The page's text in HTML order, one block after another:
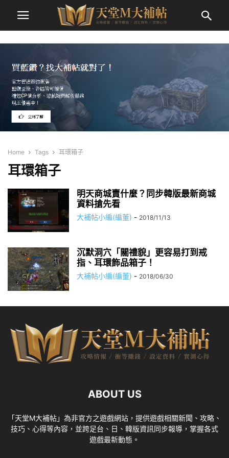
Home Tags 耳環箱子
耳環箱子
明天商城賣什麼？同步韓版最新商城
資料搶先看
大補帖小編(編董) - 2018/11/13
沉默洞穴「關禮貌」更容易打到戒
指、耳環飾品箱子！
大補帖小編(編董) - 2018/06/30
ABOUT US
「天堂M大補帖」為非官方之遊戲網站，提供遊戲相關新聞、攻略、
技巧、心得等內容，並跨足台、日、韓版資訊同步報導，掌握各式
遊戲最新動態。